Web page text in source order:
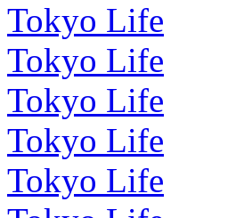
Tokyo Life
Tokyo Life
Tokyo Life
Tokyo Life
Tokyo Life